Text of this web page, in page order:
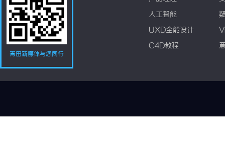
青田新媒体与您同行
人工智能
UXD全能设计
C4D教程